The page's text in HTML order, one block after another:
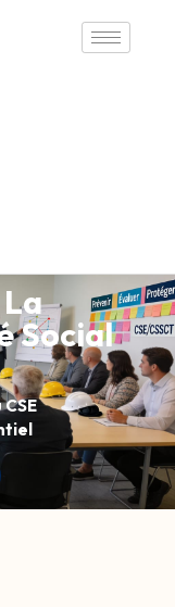
Social
CSE